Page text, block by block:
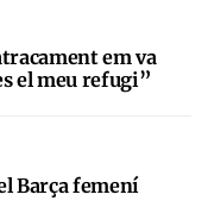
em va
el meu refugi”
Barça femení